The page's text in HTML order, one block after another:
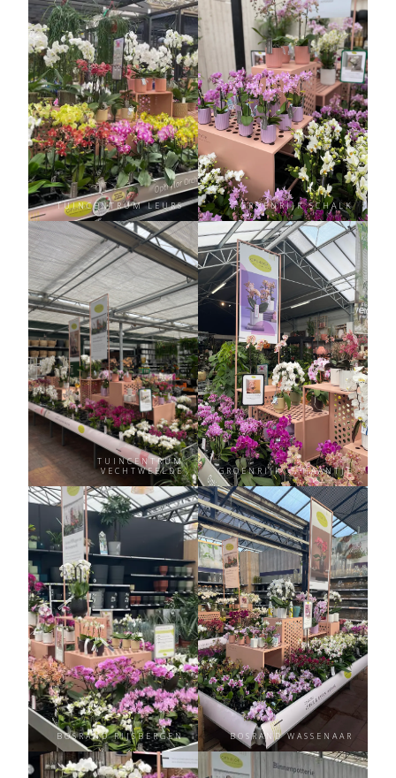
TUINCENTRUM LEURS GROENRIJK SCHALK
TUINCENTRUM
VECHTWEELDE
GROENRIJK ’T HAANTJE
BOSRAND RIJSBERGEN BOSRAND WASSENAAR